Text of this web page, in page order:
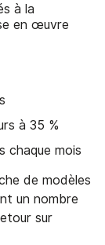
à la
en œuvre
à 35 %
chaque mois
de modèles
un nombre
sur